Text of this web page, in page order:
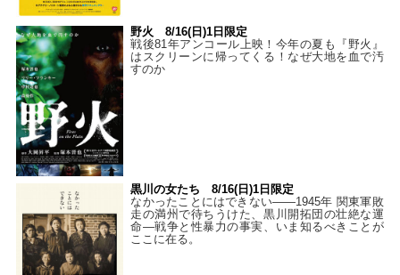
野火 8/16(日)1日限定
戦後81年アンコール上映！今年の夏も『野火』
はスクリーンに帰ってくる！なぜ大地を血で汚
すのか
黒川の女たち 8/16(日)1日限定
なかったことにはできない——1945年 関東軍敗
走の満州で待ちうけた、黒川開拓団の壮絶な運
命―戦争と性暴力の事実、いま知るべきことが
ここに在る。